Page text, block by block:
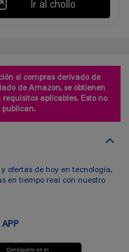
Ir al chollo
si compras derivado de
de Amazon, se obtienen
aplicables. Esto no
publican.
ofertas de hoy en tecnología,
en tiempo real con nuestro
APP